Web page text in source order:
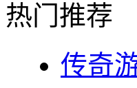
热门推荐
传奇